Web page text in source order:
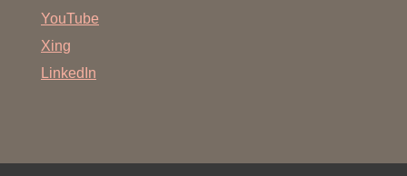
YouTube
Xing
LinkedIn